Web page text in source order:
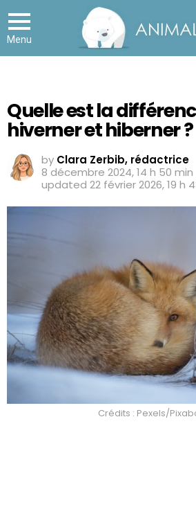
Menu
Quelle est la
hiverner et hiberner ?
by Clara Zerbib, rédactrice
8 décembre 2024, 14 h 50 min
updated 22 février 2026, 19 h
Crédits : Pexels/